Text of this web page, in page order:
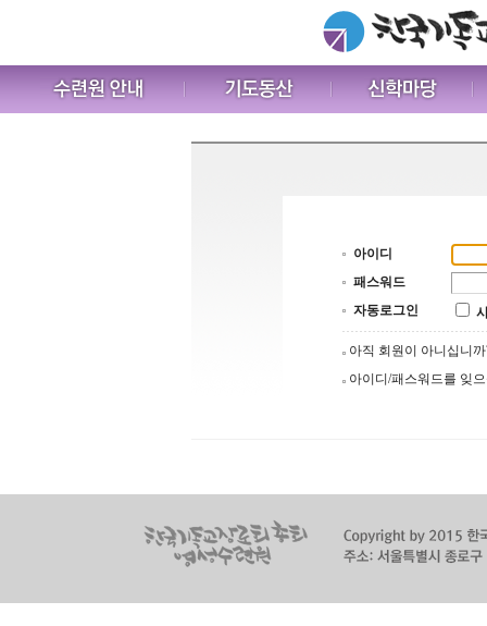
아이디
패스워드
자동로그인
아직 회원이 아니십니
아이디/패스워드를 잊